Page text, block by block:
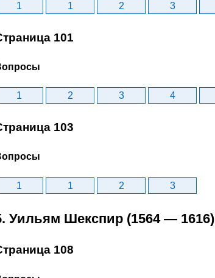
1 1 2 3
101
1 2 3 4
103
1 1 2 3
Уильям Шекспир (1564 — 1616)
108